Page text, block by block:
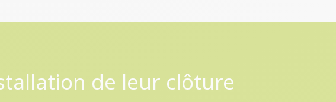
de leur clôture